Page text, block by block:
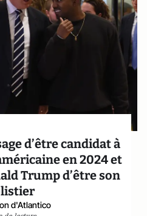
d’être candidat à
en 2024 et
Trump d’être son
d'Atlantico